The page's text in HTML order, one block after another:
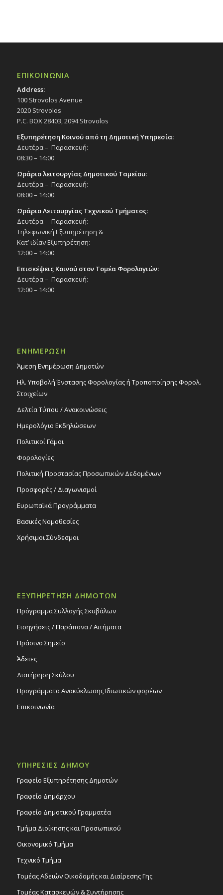
ΕΠΙΚΟΙΝΩΝΙΑ
Address:
100 Strovolos Avenue
2020 Strovolos
P.C. BOX 28403, 2094 Strovolos
Εξυπηρέτηση Κοινού από τη Δημοτική Υπηρεσία:
Δευτέρα – Παρασκευή:
08:30 – 14:00
Ωράριο λειτουργίας Δημοτικού Ταμείου:
Δευτέρα – Παρασκευή:
08:00 – 14:00
Ωράριο Λειτουργίας Τεχνικού Τμήματος:
Δευτέρα – Παρασκευή:
Τηλεφωνική Εξυπηρέτηση &
Κατ’ ιδίαν Εξυπηρέτηση:
12:00 – 14:00
Επισκέψεις Κοινού στον Τομέα Φορολογιών:
Δευτέρα – Παρασκευή:
12:00 – 14:00
ΕΝΗΜΕΡΩΣΗ
Άμεση Ενημέρωση Δημοτών
Ηλ. Υποβολή Ένστασης Φορολογίας ή Τροποποίησης Φορολ.
Στοιχείων
Δελτία Τύπου / Ανακοινώσεις
Ημερολόγιο Εκδηλώσεων
Πολιτικοί Γάμοι
Φορολογίες
Πολιτική Προστασίας Προσωπικών Δεδομένων
Προσφορές / Διαγωνισμοί
Ευρωπαϊκά Προγράμματα
Βασικές Νομοθεσίες
Χρήσιμοι Σύνδεσμοι
ΕΞΥΠΗΡΕΤΗΣΗ ΔΗΜΟΤΩΝ
Πρόγραμμα Συλλογής Σκυβάλων
Εισηγήσεις / Παράπονα / Αιτήματα
Πράσινο Σημείο
Άδειες
Διατήρηση Σκύλου
Προγράμματα Ανακύκλωσης Ιδιωτικών φορέων
Επικοινωνία
ΥΠΗΡΕΣΙΕΣ ΔΗΜΟΥ
Γραφείο Εξυπηρέτησης Δημοτών
Γραφείο Δημάρχου
Γραφείο Δημοτικού Γραμματέα
Τμήμα Διοίκησης και Προσωπικού
Οικονομικό Τμήμα
Τεχνικό Τμήμα
Τομέας Αδειών Οικοδομής και Διαίρεσης Γης
Τομέας Κατασκευών & Συντήρησης